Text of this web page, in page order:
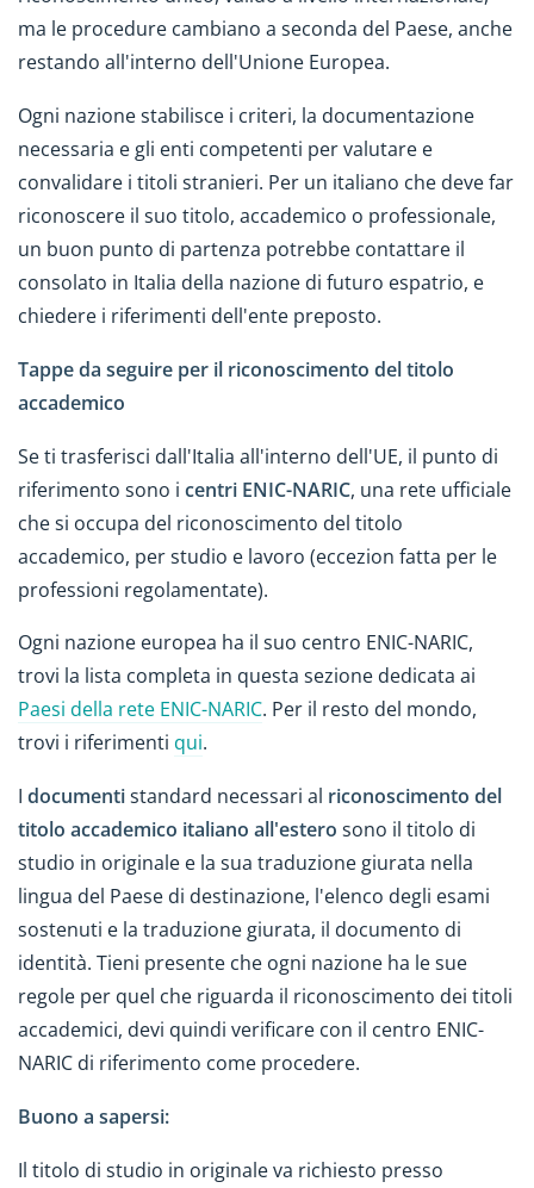
ma le procedure cambiano a seconda del Paese, anche
restando all'interno dell'Unione Europea.
Ogni nazione stabilisce i criteri, la documentazione
necessaria e gli enti competenti per valutare e
convalidare i titoli stranieri. Per un italiano che deve far
riconoscere il suo titolo, accademico o professionale,
un buon punto di partenza potrebbe contattare il
consolato in Italia della nazione di futuro espatrio, e
chiedere i riferimenti dell'ente preposto.
Tappe da seguire per il riconoscimento del titolo
accademico
Se ti trasferisci dall'Italia all'interno dell'UE, il punto di
riferimento sono i centri ENIC-NARIC, una rete ufficiale
che si occupa del riconoscimento del titolo
accademico, per studio e lavoro (eccezion fatta per le
professioni regolamentate).
Ogni nazione europea ha il suo centro ENIC-NARIC,
trovi la lista completa in questa sezione dedicata ai
Paesi della rete ENIC-NARIC. Per il resto del mondo,
trovi i riferimenti qui.
I documentistandard necessari al riconoscimento del
titolo accademico italiano all'estero sono il titolo di
studio in originale e la sua traduzione giurata nella
lingua del Paese di destinazione, l'elenco degli esami
sostenuti e la traduzione giurata, il documento di
identità. Tieni presente che ogni nazione ha le sue
regole per quel che riguarda il riconoscimento dei titoli
accademici, devi quindi verificare con il centro ENIC-
NARIC di riferimento come procedere.
Buono a sapersi:
Il titolo di studio in originale va richiesto presso